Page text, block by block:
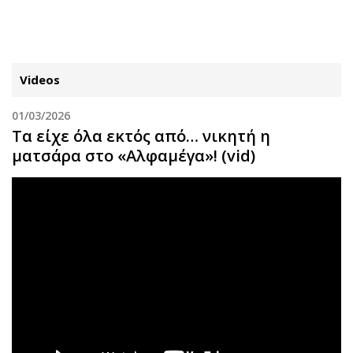
ΚΑΤΗΓΟΡΙΕΣ ΣΥΝΔΕΣΗ
Κύπρος
Απόψεις
Videos
01/03/2026
Τα είχε όλα εκτός από… νικητή η
ματσάρα στο «Αλφαμέγα»! (vid)